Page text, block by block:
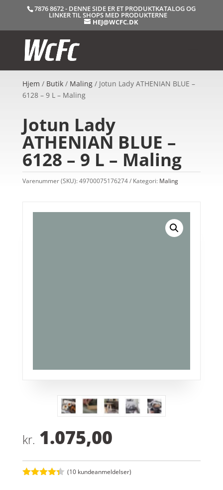
7876 8672 - DENNE SIDE ER ET PRODUKTKATALOG OG
LINKER TIL SHOPS MED PRODUKTERNE
HEJ@WCFC.DK
Hjem / Butik/ Maling/ Jotun Lady ATHENIAN BLUE –
6128 – 9 L – Maling
Jotun Lady
ATHENIAN BLUE –
6128 – 9 L – Maling
Varenummer (SKU):49700075176274 Kategori: Maling
kr. 1.075,00
(10 kundeanmeldelser)